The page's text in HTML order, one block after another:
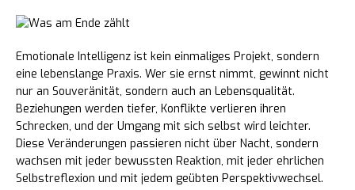
Emotionale Intelligenz ist kein einmaliges Projekt, sondern
eine lebenslange Praxis. Wer sie ernst nimmt, gewinnt nicht
nur an Souveränität, sondern auch an Lebensqualität.
Beziehungen werden tiefer, Konflikte verlieren ihren
Schrecken, und der Umgang mit sich selbst wird leichter.
Diese Veränderungen passieren nicht über Nacht, sondern
wachsen mit jeder bewussten Reaktion, mit jeder ehrlichen
Selbstreflexion und mit jedem geübten Perspektivwechsel.